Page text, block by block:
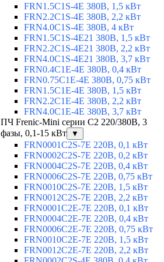
FRN1.5C1S-4E 380В, 1,5 кВт
FRN2.2C1S-4E 380В, 2,2 кВт
FRN4.0C1S-4E 380В, 4 кВт
FRN1.5C1S-4E21 380В, 1,5 кВт
FRN2.2C1S-4E21 380В, 2,2 кВт
FRN4.0C1S-4E21 380В, 3,7 кВт
FRN0.4C1E-4E 380В, 0,4 кВт
FRN0.75C1E-4E 380В, 0,75 кВт
FRN1.5C1E-4E 380В, 1,5 кВт
FRN2.2C1E-4E 380В, 2,2 кВт
FRN4.0C1E-4E 380В, 3,7 кВт
ПЧ Frenic-Mini серии С2 220/380В, 3
фазы, 0,1-15 кВт
▼
FRN0001C2S-7E 220В, 0,1 кВт
FRN0002C2S-7E 220В, 0,2 кВт
FRN0004C2S-7E 220В, 0,4 кВт
FRN0006C2S-7E 220В, 0,75 кВт
FRN0010C2S-7E 220В, 1,5 кВт
FRN0012C2S-7E 220В, 2,2 кВт
FRN0001C2E-7E 220В, 0,1 кВт
FRN0004C2E-7E 220В, 0,4 кВт
FRN0006C2E-7E 220В, 0,75 кВт
FRN0010C2E-7E 220В, 1,5 кВт
FRN0012C2E-7E 220В, 2,2 кВт